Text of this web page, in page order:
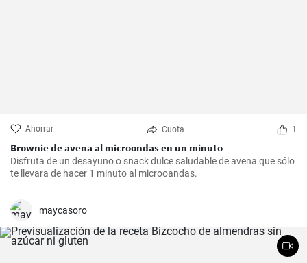
Ahorrar Cuota 1
Brownie de avena al microondas en un minuto
Disfruta de un desayuno o snack dulce saludable de avena que sólo
te llevara de hacer 1 minuto al microoandas.
maycasoro